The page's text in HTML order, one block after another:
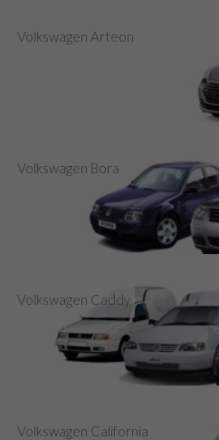
Volkswagen Arteon
Volkswagen Bora
Volkswagen Caddy
Volkswagen California